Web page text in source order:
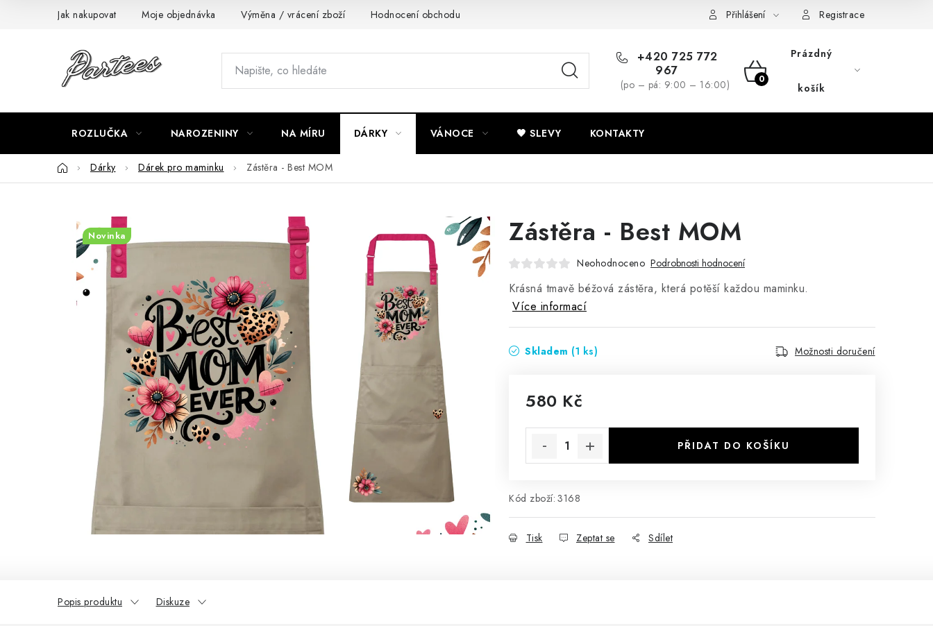
Jak nakupovat Moje objednávka Výměna / vrácení zboží Hodnocení obchodu GDPR + cookies
Přihlášení Registrace
+420 725 772
967
(po – pá: 9:00 – 16:00)
NÁKUPNÍ
Prázdný
košík
ROZLUČKA NAROZENINY NA MÍRU DÁRKY VÁNOCE 🖤 SLEVY KONTAKTY
DomůDárky Dárek pro maminku Zástěra - Best MOM
Zástěra - Best MOM
Neohodnoceno Podrobnosti hodnocení
Krásná tmavě béžová zástěra, která potěší každou maminku.
Více informací
Skladem (1 ks) Možnosti doručení
580 Kč
PŘIDAT DO KOŠÍKU
Kód zboží: 3168
Tisk Zeptat se Sdílet
Novinka
Popis produktu Diskuze